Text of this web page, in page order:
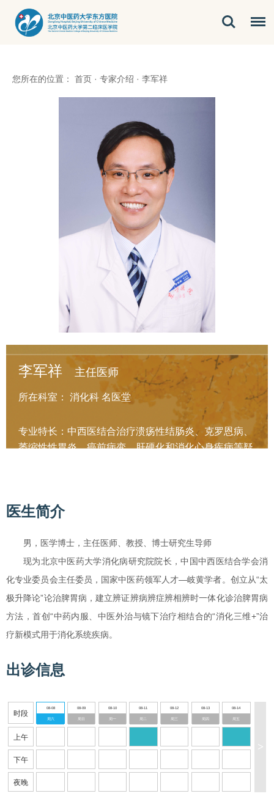
您所在的位置： 首页 · 专家介绍 · 李军祥
李军祥 主任医师
所在科室： 消化科 名医堂
专业特长：中西医结合治疗溃疡性结肠炎、克罗恩病、
萎缩性性胃炎、癌前病变、肝硬化和消化心身疾病等疑
医生简介
男，医学博士，主任医师、教授、博士研究生导师
现为北京中医药大学消化病研究院院长，中国中西医结合学会消
化专业委员会主任委员，国家中医药领军人才—岐黄学者。创立从“太
极升降论”论治脾胃病，建立辨证辨病辨症辨相辨时一体化诊治脾胃病
方法，首创“中药内服、中医外治与镜下治疗相结合的“消化三维+”治
疗新模式用于消化系统疾病。
出诊信息
时段
上午
下午
夜晚
08-08
周六
08-09
周日
08-10
周一
08-11
周二
08-12
周三
08-13
周四
08-14
周五
>